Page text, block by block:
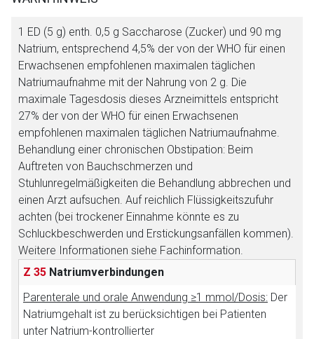
1 ED (5 g) enth. 0,5 g Saccharose (Zucker) und 90 mg
Natrium, entsprechend 4,5% der von der WHO für einen
Erwachsenen empfohlenen maximalen täglichen
Natriumaufnahme mit der Nahrung von 2 g. Die
maximale Tagesdosis dieses Arzneimittels entspricht
27% der von der WHO für einen Erwachsenen
empfohlenen maximalen täglichen Natriumaufnahme.
Behandlung einer chronischen Obstipation: Beim
Auftreten von Bauchschmerzen und
Stuhlunregelmäßigkeiten die Behandlung abbrechen und
einen Arzt aufsuchen. Auf reichlich Flüssigkeitszufuhr
achten (bei trockener Einnahme könnte es zu
Schluckbeschwerden und Erstickungsanfällen kommen).
Weitere Informationen siehe Fachinformation.
Z 35 Natriumverbindungen
Parenterale und orale Anwendung ≥1 mmol/Dosis: Der
Natriumgehalt ist zu berücksichtigen bei Patienten
unter Natrium-kontrollierter
Zurück zur rote-liste.de Zur Seite